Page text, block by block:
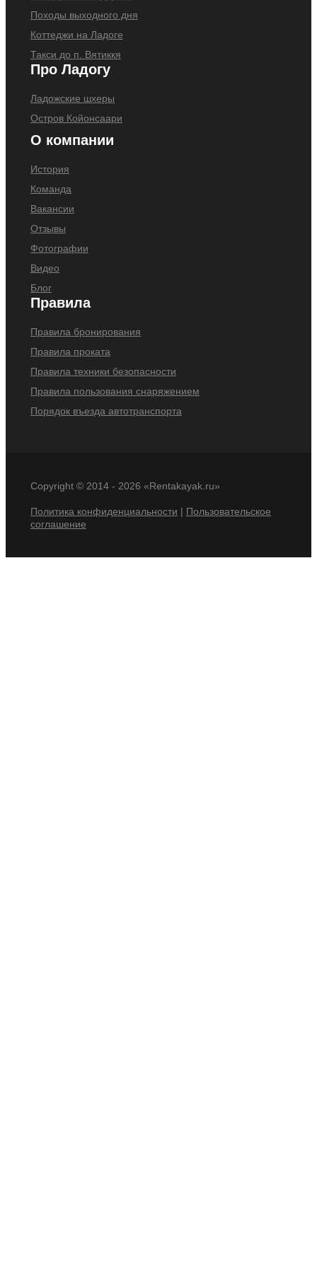
Походы выходного дня
Коттеджи на Ладоге
Такси до п. Вятиккя
Про Ладогу
Ладожские шхеры
Остров Койонсаари
О компании
История
Команда
Вакансии
Отзывы
Фотографии
Видео
Блог
Правила
Правила бронирования
Правила проката
Правила техники безопасности
Правила пользования снаряжением
Порядок въезда автотранспорта
Copyright © 2014 - 2026 «Rentakayak.ru»
Политика конфиденциальности | Пользовательское
соглашение